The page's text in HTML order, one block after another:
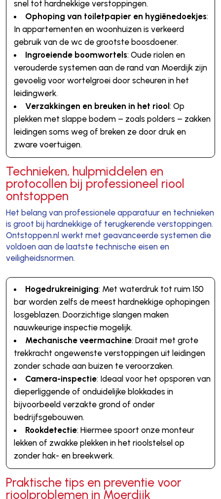
snel tot hardnekkige verstoppingen.
Ophoping van toiletpapier en hygiënedoekjes:
In appartementen en woonhuizen is verkeerd
gebruik van de wc de grootste boosdoener.
Ingroeiende boomwortels: Oude riolen en
verouderde systemen aan de rand van Moerdijk zijn
gevoelig voor wortelgroei door scheuren in het
leidingwerk.
Verzakkingen en breuken in het riool: Op
plekken met slappe bodem – zoals polders – zakken
leidingen soms weg of breken ze door druk en
zware voertuigen.
Technieken, hulpmiddelen en
protocollen bij professioneel riool
ontstoppen
Het belang van professionele apparatuur en technieken
is groot bij hardnekkige of terugkerende verstoppingen.
Ontstoppen.nl werkt met geavanceerde systemen die
voldoen aan de laatste technische eisen en
veiligheidsnormen.
Hogedrukreiniging: Met waterdruk tot ruim 150
bar worden zelfs de meest hardnekkige ophopingen
losgeblazen. Doorzichtige slangen maken
nauwkeurige inspectie mogelijk.
Mechanische veermachine: Draait met grote
trekkracht ongewenste verstoppingen uit leidingen
zonder schade aan buizen te veroorzaken.
Camera-inspectie: Ideaal voor het opsporen van
dieperliggende of onduidelijke blokkades in
bijvoorbeeld verzakte grond of onder
bedrijfsgebouwen.
Rookdetectie: Hiermee spoort onze monteur
lekken of zwakke plekken in het rioolstelsel op
zonder hak- en breekwerk.
Praktische tips en preventie voor
rioolproblemen in Moerdijk